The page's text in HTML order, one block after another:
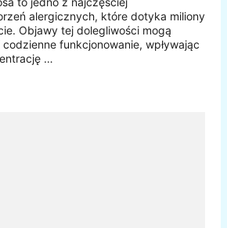
alergicznych, które dotyka miliony
Objawy tej dolegliwości mogą
funkcjonowanie, wpływając
…